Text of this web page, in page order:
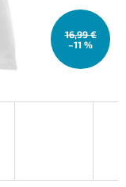
16,99 €
–11 %